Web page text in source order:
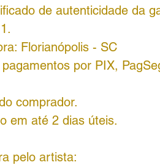
de autenticidade da
Florianópolis - SC
por PIX,
comprador.
em até 2 dias úteis.
pelo artista: